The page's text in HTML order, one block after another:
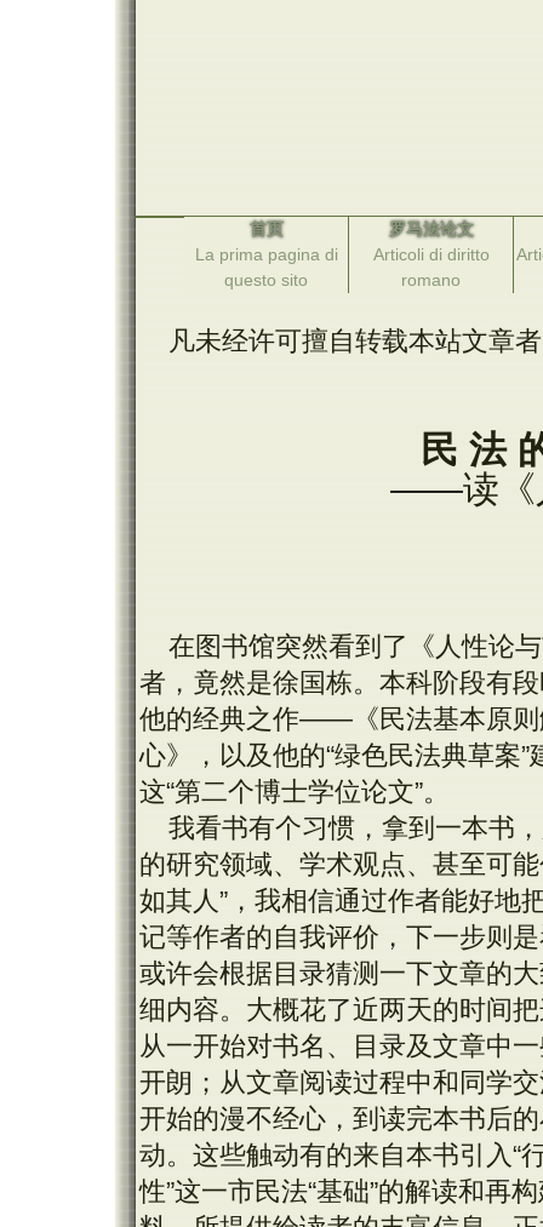
首页
La prima pagina di
questo sito
罗马法论文
Articoli di diritto
romano
凡未经许可擅自转载本站文章
民 法
——读《
在图书馆突然看到了《人性论
者，竟然是徐国栋。本科阶段有
他的经典之作——《民法基本原则
心》，以及他的“绿色民法典草案
这“第二个博士学位论文”。
我看书有个习惯，拿到一本书
的研究领域、学术观点、甚至可
如其人”，我相信通过作者能好地
记等作者的自我评价，下一步则
或许会根据目录猜测一下文章的
细内容。大概花了近两天的时间
从一开始对书名、目录及文章中
开朗；从文章阅读过程中和同学
开始的漫不经心，到读完本书后
动。这些触动有的来自本书引入“
性”这一市民法“基础”的解读和再